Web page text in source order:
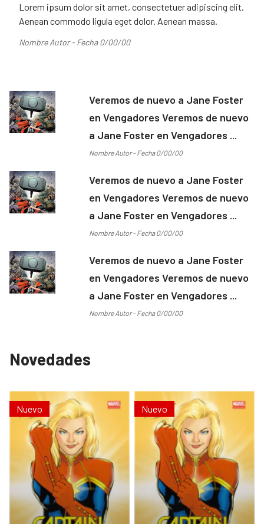
Lorem ipsum dolor sit amet, consectetuer adipiscing elit.
Aenean commodo ligula eget dolor. Aenean massa.
Nombre Autor - Fecha 0/00/00
Veremos de nuevo a Jane Foster
en Vengadores Veremos de nuevo
a Jane Foster en Vengadores ...
Nombre Autor - Fecha 0/00/00
Veremos de nuevo a Jane Foster
en Vengadores Veremos de nuevo
a Jane Foster en Vengadores ...
Nombre Autor - Fecha 0/00/00
Veremos de nuevo a Jane Foster
en Vengadores Veremos de nuevo
a Jane Foster en Vengadores ...
Nombre Autor - Fecha 0/00/00
Novedades
Nuevo Nuevo